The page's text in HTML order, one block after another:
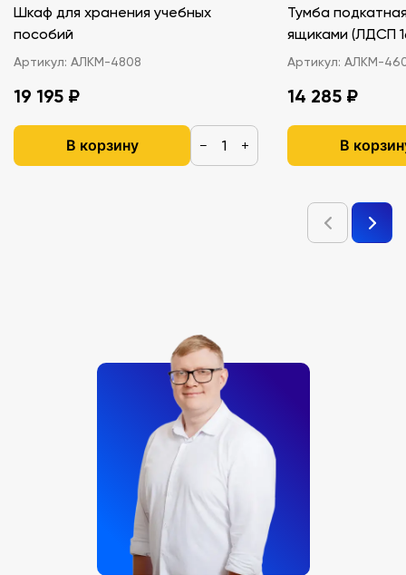
Шкаф для хранения учебных
пособий
Артикул: АЛКМ-4808
19 195 ₽
В корзину − +
Тумба
ящиками
Артикул: АЛКМ-
14 285 ₽
В